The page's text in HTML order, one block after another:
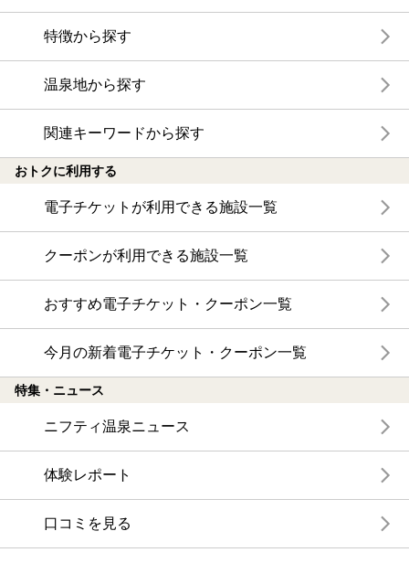
特徴から探す
温泉地から探す
関連キーワードから探す
おトクに利用する
電子チケットが利用できる施設一覧
クーポンが利用できる施設一覧
おすすめ電子チケット・クーポン一覧
今月の新着電子チケット・クーポン一覧
特集・ニュース
ニフティ温泉ニュース
体験レポート
口コミを見る